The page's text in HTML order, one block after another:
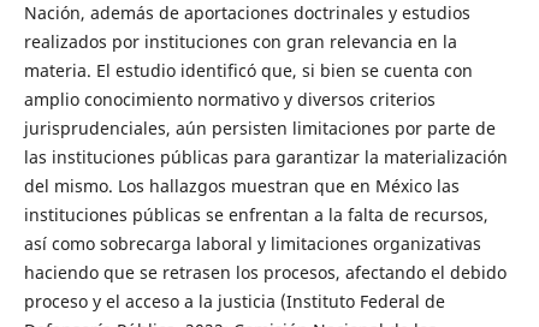
Nación, además de aportaciones doctrinales y estudios
realizados por instituciones con gran relevancia en la
materia. El estudio identificó que, si bien se cuenta con
amplio conocimiento normativo y diversos criterios
jurisprudenciales, aún persisten limitaciones por parte de
las instituciones públicas para garantizar la materialización
del mismo. Los hallazgos muestran que en México las
instituciones públicas se enfrentan a la falta de recursos,
así como sobrecarga laboral y limitaciones organizativas
haciendo que se retrasen los procesos, afectando el debido
proceso y el acceso a la justicia (Instituto Federal de